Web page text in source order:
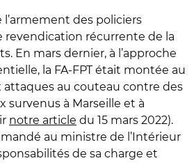
l’armement des policiers
revendication récurrente de la
En mars dernier, à l’approche
la FA-FPT était montée au
attaques au couteau contre des
survenus à Marseille et à
notre article du 15 mars 2022).
au ministre de l’Intérieur
de sa charge et